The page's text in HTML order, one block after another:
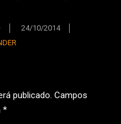
24/10/2014
publicado. Campos
*